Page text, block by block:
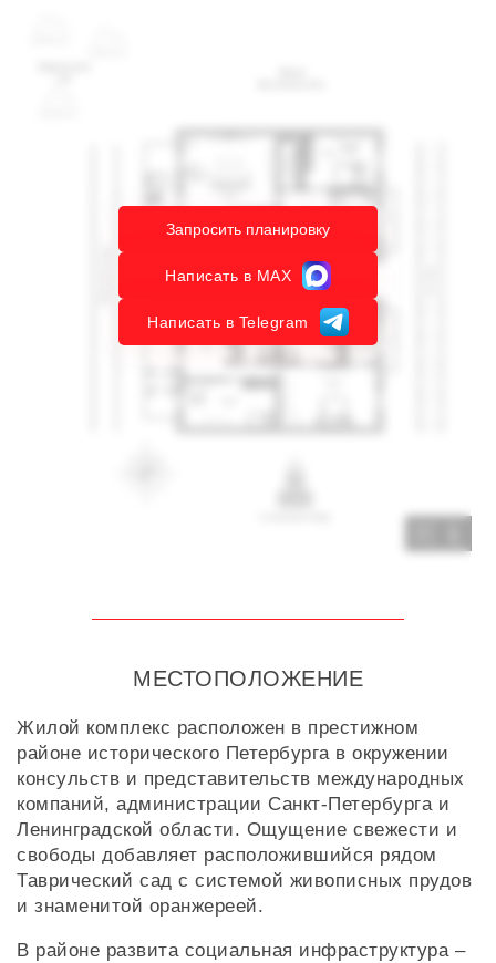
Запросить планировку
Написать в MAX
Написать в Telegram
МЕСТОПОЛОЖЕНИЕ
Жилой комплекс расположен в престижном
районе исторического Петербурга в окружении
консульств и представительств международных
компаний, администрации Санкт-Петербурга и
Ленинградской области. Ощущение свежести и
свободы добавляет расположившийся рядом
Таврический сад с системой живописных прудов
и знаменитой оранжереей.
В районе развита социальная инфраструктура –